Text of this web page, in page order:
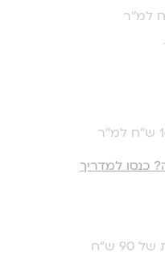
כנסו למדריך
ש"ח